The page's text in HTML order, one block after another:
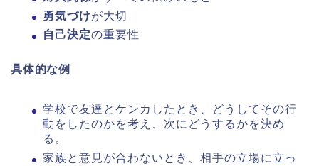
勇気づけが大切
自己決定の重要性
具体的な例
学校で友達とケンカしたとき、どうしてその行
動をしたのかを考え、次にどうするかを決め
る。
家族と意見が合わないとき、相手の立場に立っ